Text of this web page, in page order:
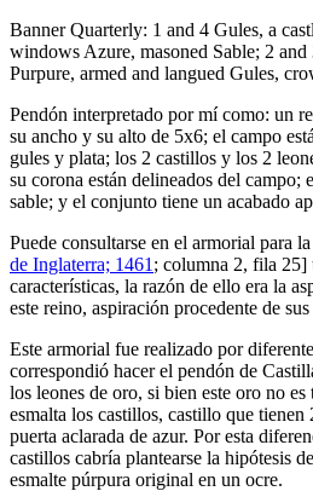
Banner Quarterly: 1 and 4 Gules, a
windows Azure, masoned Sable; 2
Purpure, armed and langued Gules,
Pendón interpretado por mí como: un
su ancho y su alto de 5x6; el campo
gules y plata; los 2 castillos y los 2
su corona están delineados del campo;
sable; y el conjunto tiene un acabado
Puede consultarse en el armorial para
de Inglaterra; 1461 ; columna 2, fila 25]
características, la razón de ello era la
este reino, aspiración procedente de sus
Este armorial fue realizado por
correspondió hacer el pendón de
los leones de oro, si bien este oro no
esmalta los castillos, castillo que tienen
puerta aclarada de azur. Por esta
castillos cabría plantearse la hipótesis
esmalte púrpura original en un ocre.